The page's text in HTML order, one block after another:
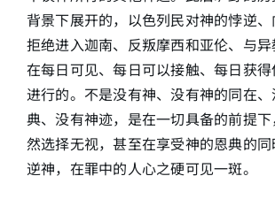
背景下展开的，以色列民对神的悖逆、
拒绝进入迦南、反叛摩西和亚伦、与
在每日可见、每日可以接触、每日获
进行的。不是没有神、没有神的同在
典、没有神迹，是在一切具备的前提
然选择无视，甚至在享受神的恩典的
逆神，在罪中的人心之硬可见一斑。